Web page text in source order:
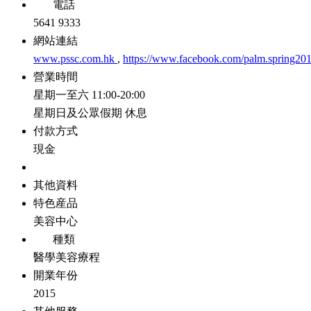
電話
5641 9333
網站連結
www.pssc.com.hk , https://www.facebook.com/
營業時間
星期一至六 11:00-20:00
星期日及公眾假期 休息
付款方式
現金
其他資料
特色産品
美容中心
種類
醫學美容療程
開業年份
2015